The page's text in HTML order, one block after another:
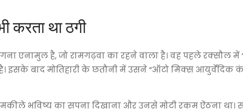
करता था ठगी
एनामुल है, जो रामगढ़वा का रहने वाला है। वह पहले रक्सौल में
बाद मोतिहारी के छतौनी में उसने “ऑटो मिक्स आयुर्वेदिक
भविष्य का सपना दिखाना और उनसे मोटी रकम ऐंठना